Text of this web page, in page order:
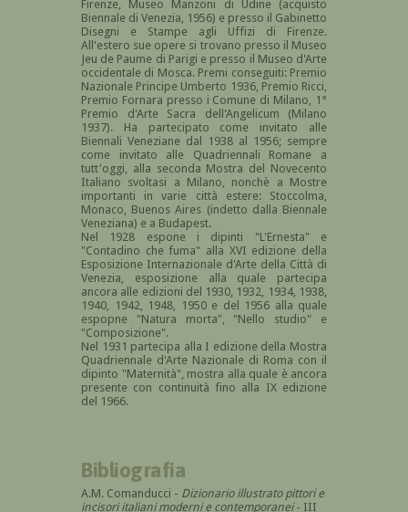
Firenze, Museo Manzoni di Udine (acquisto
Biennale di Venezia, 1956) e presso il Gabinetto
Disegni e Stampe agli Uffizi di Firenze.
All'estero sue opere si trovano presso il Museo
Jeu de Paume di Parigi e presso il Museo d'Arte
occidentale di Mosca. Premi conseguiti: Premio
Nazionale Principe Umberto 1936, Premio Ricci,
Premio Fornara presso i Comune di Milano, 1°
Premio d'Arte Sacra dell'Angelicum (Milano
1937). Ha partecipato come invitato alle
Biennali Veneziane dal 1938 al 1956; sempre
come invitato alle Quadriennali Romane a
tutt'oggi, alla seconda Mostra del Novecento
Italiano svoltasi a Milano, nonchè a Mostre
importanti in varie città estere: Stoccolma,
Monaco, Buenos Aires (indetto dalla Biennale
Veneziana) e a Budapest.
Nel 1928 espone i dipinti "L'Ernesta" e
"Contadino che fuma" alla XVI edizione della
Esposizione Internazionale d'Arte della Città di
Venezia, esposizione alla quale partecipa
ancora alle edizioni del 1930, 1932, 1934, 1938,
1940, 1942, 1948, 1950 e del 1956 alla quale
espopne "Natura morta", "Nello studio" e
"Composizione".
Nel 1931 partecipa alla I edizione della Mostra
Quadriennale d'Arte Nazionale di Roma con il
dipinto "Maternità", mostra alla quale è ancora
presente con continuità fino alla IX edizione
del 1966.
Bibliografia
A.M. Comanducci - Dizionario illustrato pittori e
incisori italiani moderni e contemporanei- III